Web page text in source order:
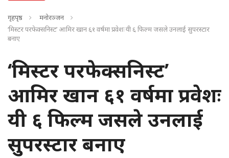
गृहपृष्ठ
मनोरञ्जन
‘मिस्टर परफेक्सनिस्ट’ आमिर खान ६१ वर्षमा प्रवेशः यी ६ फिल्म जसले उनलाई सुपरस्टार
बनाए
‘मिस्टर परफेक्सनिस्ट’
आमिर खान ६१ वर्षमा प्रवेशः
यी ६ फिल्म जसले उनलाई
सुपरस्टार बनाए